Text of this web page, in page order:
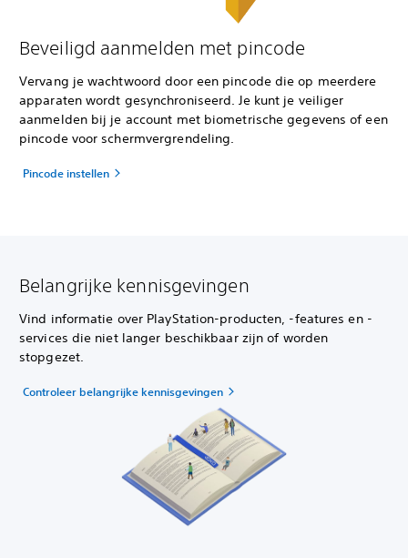
Beveiligd aanmelden met pincode
Vervang je wachtwoord door een pincode die op meerdere
apparaten wordt gesynchroniseerd. Je kunt je veiliger
aanmelden bij je account met biometrische gegevens of een
pincode voor schermvergrendeling.
Pincode instellen
Belangrijke kennisgevingen
Vind informatie over PlayStation-producten, -features en -
services die niet langer beschikbaar zijn of worden
stopgezet.
Controleer belangrijke kennisgevingen